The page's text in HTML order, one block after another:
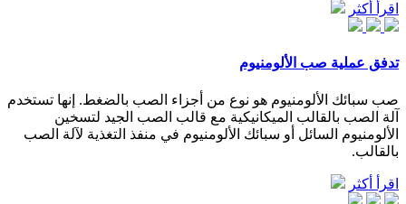
اقرأ أكثر
تدفق عملية صب الألومنيوم
صب سبائك الألومنيوم هو نوع من أجزاء الصب بالضغط. إنها تستخدم
آلة الصب بالقالب الميكانيكية مع قالب الصب الجيد لتسخين
الألومنيوم السائل أو سبائك الألومنيوم في منفذ التغذية لآلة الصب
بالقالب.
اقرأ أكثر